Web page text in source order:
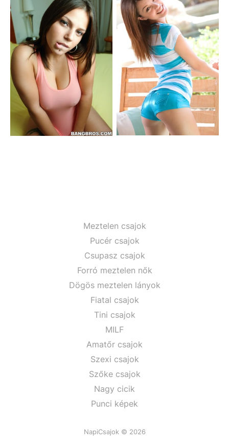
Meztelen csajok
Pucér csajok
Csupasz csajok
Forró meztelen nők
Dögös meztelen lányok
Fiatal csajok
Tini csajok
MILF
Amatőr csajok
Szexi csajok
Szőke csajok
Nagy cicik
Punci képek
NapiCsajok © 2026